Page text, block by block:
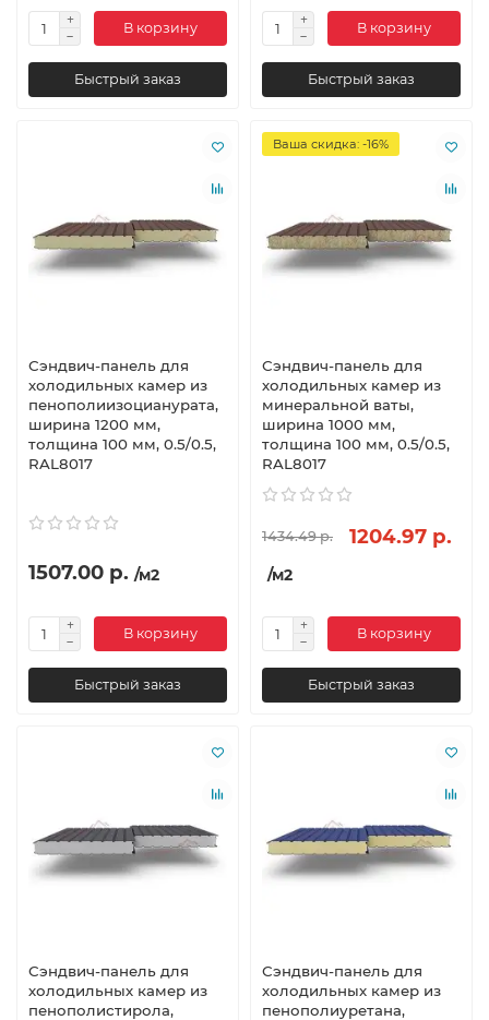
В корзину
Быстрый заказ
В корзину
Быстрый заказ
Сэндвич-панель для
холодильных камер из
пенополиизоцианурата,
ширина 1200 мм,
толщина 100 мм, 0.5/0.5,
RAL8017
1507.00 р. /м2
В корзину
Быстрый заказ
Ваша скидка: -16%
Сэндвич-панель для
холодильных камер из
минеральной ваты,
ширина 1000 мм,
толщина 100 мм, 0.5/0.5,
RAL8017
1434.49 р. 1204.97 р.
/м2
В корзину
Быстрый заказ
Сэндвич-панель для
холодильных камер из
пенополистирола,
Сэндвич-панель для
холодильных камер из
пенополиуретана,